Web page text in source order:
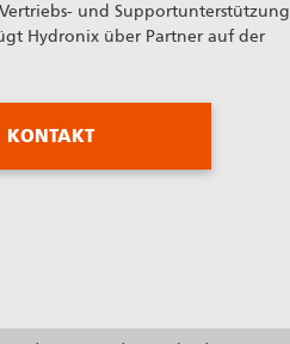
und Supportunterstützung
Hydronix über Partner auf der
KONTAKT